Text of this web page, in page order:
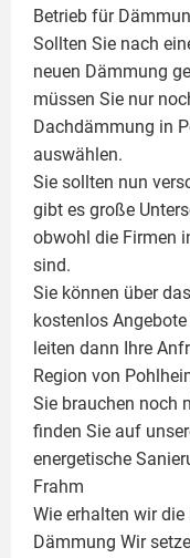
Betrieb für
Sollten Sie nach
neuen Dämmung
müssen Sie nur
Dachdämmung in
auswählen.
Sie sollten nun
gibt es große
obwohl die Firmen
sind.
Sie können über
kostenlos
leiten dann Ihre
Region von
Sie brauchen noch
finden Sie auf
energetische
Frahm
Wie erhalten wir
Dämmung Wir